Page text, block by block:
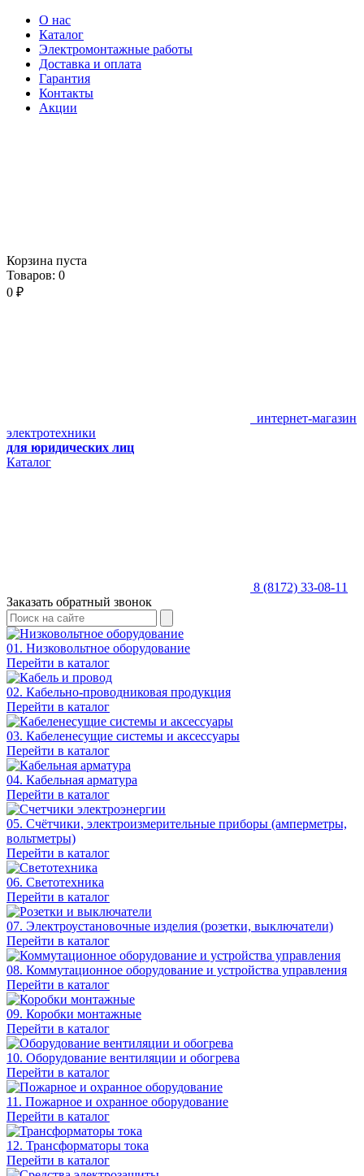
О нас
Каталог
Электромонтажные работы
Доставка и оплата
Гарантия
Контакты
Акции
Корзина пуста
Товаров: 0
0 ₽
интернет-магазин
электротехники
для юридических лиц
Каталог
8 (8172) 33-08-11
Заказать обратный звонок
01. Низковольтное оборудование
Перейти в каталог
02. Кабельно-проводниковая продукция
Перейти в каталог
03. Кабеленесущие системы и аксессуары
Перейти в каталог
04. Кабельная арматура
Перейти в каталог
05. Счётчики, электроизмерительные приборы (амперметры,
вольтметры)
Перейти в каталог
06. Светотехника
Перейти в каталог
07. Электроустановочные изделия (розетки, выключатели)
Перейти в каталог
08. Коммутационное оборудование и устройства управления
Перейти в каталог
09. Коробки монтажные
Перейти в каталог
10. Оборудование вентиляции и обогрева
Перейти в каталог
11. Пожарное и охранное оборудование
Перейти в каталог
12. Трансформаторы тока
Перейти в каталог